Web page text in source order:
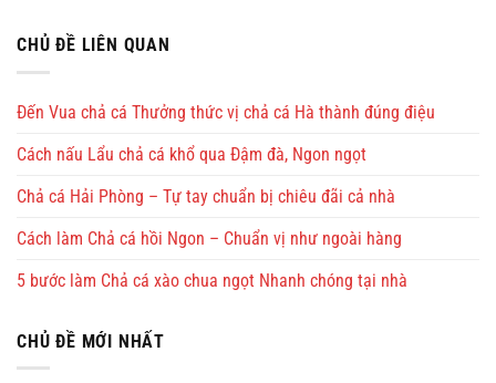
CHỦ ĐỀ LIÊN QUAN
Đến Vua chả cá Thưởng thức vị chả cá Hà thành đúng điệu
Cách nấu Lẩu chả cá khổ qua Đậm đà, Ngon ngọt
Chả cá Hải Phòng – Tự tay chuẩn bị chiêu đãi cả nhà
Cách làm Chả cá hồi Ngon – Chuẩn vị như ngoài hàng
5 bước làm Chả cá xào chua ngọt Nhanh chóng tại nhà
CHỦ ĐỀ MỚI NHẤT